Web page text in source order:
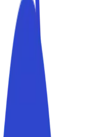
en quelques
à proximité de plage et
Les places Parkito
en quelques
del Paradiso
proximité de Chiostro
à pied. Les